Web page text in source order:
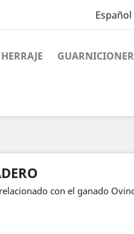
Español
HERRAJE
con el ganado